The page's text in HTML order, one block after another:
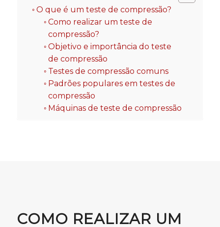
O que é um teste de compressão?
Como realizar um teste de
compressão?
Objetivo e importância do teste
de compressão
Testes de compressão comuns
Padrões populares em testes de
compressão
Máquinas de teste de compressão
COMO REALIZAR UM